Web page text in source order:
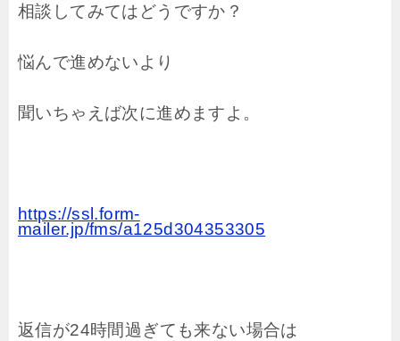
相談してみてはどうですか？
悩んで進めないより
聞いちゃえば次に進めますよ。
https://ssl.form-
mailer.jp/fms/a125d304353305
返信が24時間過ぎても来ない場合は